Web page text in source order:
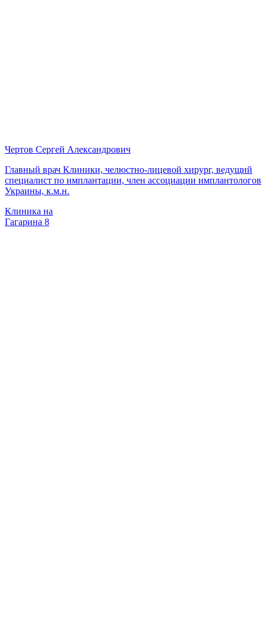
Чертов Сергей Александрович
Главный врач Клиники, челюстно-лицевой хирург, ведущий
специалист по имплантации, член ассоциации имплантологов
Украины, к.м.н.
Клиника на
Гагарина 8